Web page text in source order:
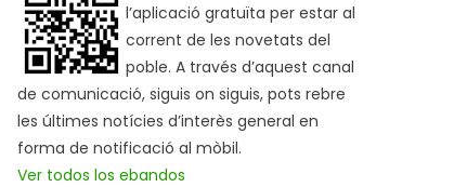
l’aplicació gratuïta per estar al
corrent de les novetats del
poble. A través d’aquest canal
de comunicació, siguis on siguis, pots rebre
les últimes notícies d’interès general en
forma de notificació al mòbil.
Ver todos los ebandos